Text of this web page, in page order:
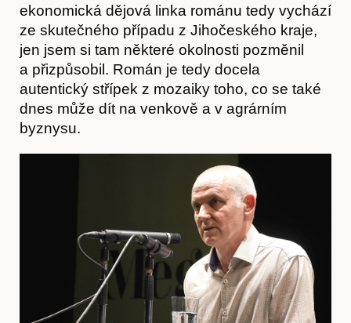
Časopis
Hostcast
ekonomická dějová linka románu tedy vychází
ze skutečného případu z Jihočeského kraje,
jen jsem si tam některé okolnosti pozměnil
a přizpůsobil. Román je tedy docela
autentický střípek z mozaiky toho, co se také
dnes může dít na venkově a v agrárním
byznysu.